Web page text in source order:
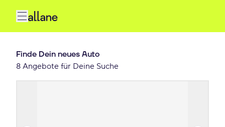
Finde Dein neues Auto
8 Angebote für Deine Suche